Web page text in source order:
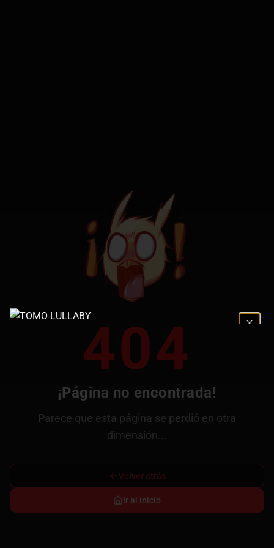
404
¡Página no encontrada!
Parece que esta página se perdió en otra
dimensión...
Volver atrás
Ir al inicio